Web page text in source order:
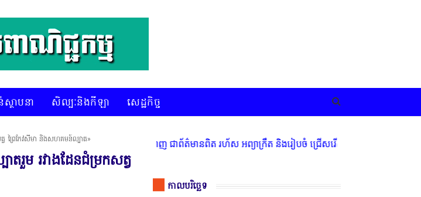
ស្ថាបនា សិល្បៈនិងកីឡា សេដ្ឋកិច្ច
ត្វ ព្រៃកែវសីមា និងសហគមន៍ល្បាត»
តរួម រវាងដែនជំម្រកសត្វ
* គេហទំព័រ ស៊ីអេចអធីវីអនឡាញ ជាព័ត៌មានពិត រហ័ស អព្យាក្រឹត និងរៀបចំ ជ្រើសរើស ក្រុមការងារ នៅតាមបណ្តាលរា
កាលបរិច្ឆេទ